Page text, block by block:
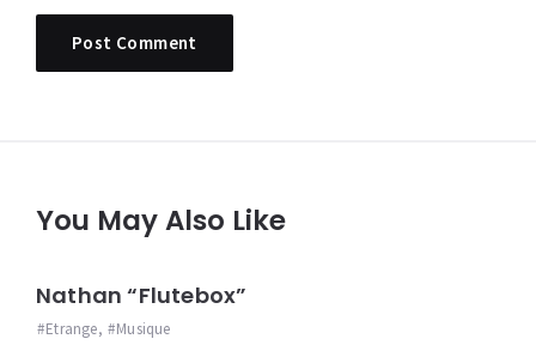
You May Also Like
Nathan “Flutebox”
Etrange, Musique